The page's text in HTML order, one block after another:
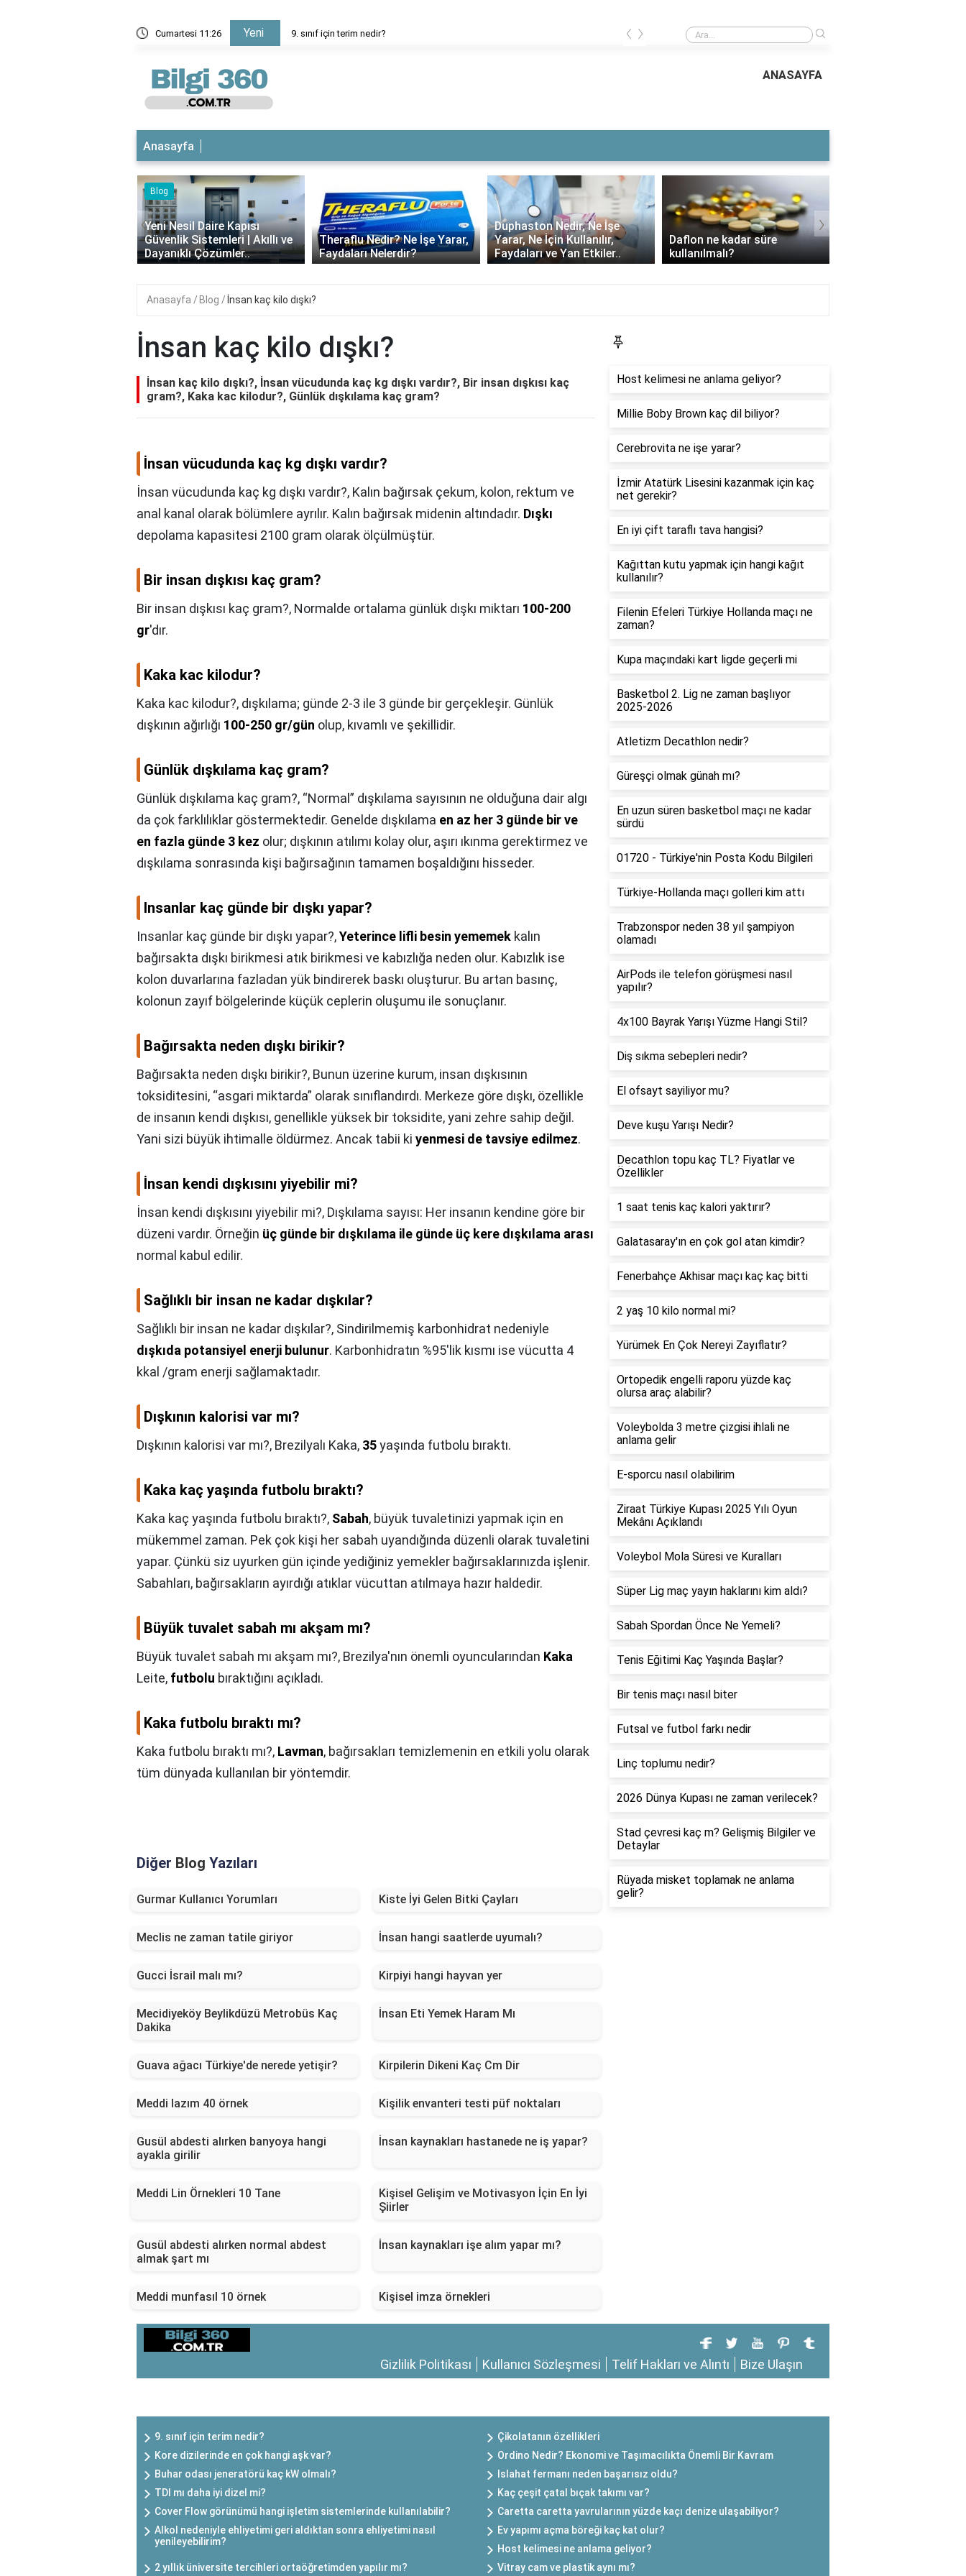
Cumartesi 11:26 Yeni 9. sınıf için terim nedir? Çikolatanın özellikleri
‹ ›
ANASAYFA
Anasayfa
Blog
Yeni Nesil Daire Kapısı
Güvenlik Sistemleri | Akıllı ve
Dayanıklı Çözümler..
Theraflu Nedir? Ne İşe Yarar,
Faydaları Nelerdir?
Duphaston Nedir, Ne İşe
Yarar, Ne İçin Kullanılır,
Faydaları ve Yan Etkiler..
Daflon ne kadar süre
kullanılmalı?
‹ ›
Anasayfa Blog İnsan kaç kilo dışkı?
İnsan kaç kilo dışkı?
İnsan kaç kilo dışkı?, İnsan vücudunda kaç kg dışkı vardır?, Bir insan dışkısı kaç
gram?, Kaka kac kilodur?, Günlük dışkılama kaç gram?
İnsan vücudunda kaç kg dışkı vardır?
İnsan vücudunda kaç kg dışkı vardır?, Kalın bağırsak çekum, kolon, rektum ve
anal kanal olarak bölümlere ayrılır. Kalın bağırsak midenin altındadır. Dışkı
depolama kapasitesi 2100 gram olarak ölçülmüştür.
Bir insan dışkısı kaç gram?
Bir insan dışkısı kaç gram?, Normalde ortalama günlük dışkı miktarı 100-200
gr'dır.
Kaka kac kilodur?
Kaka kac kilodur?, dışkılama; günde 2-3 ile 3 günde bir gerçekleşir. Günlük
dışkının ağırlığı 100-250 gr/gün olup, kıvamlı ve şekillidir.
Günlük dışkılama kaç gram?
Günlük dışkılama kaç gram?, “Normal” dışkılama sayısının ne olduğuna dair algı
da çok farklılıklar göstermektedir. Genelde dışkılama en az her 3 günde bir ve
en fazla günde 3 kez olur; dışkının atılımı kolay olur, aşırı ıkınma gerektirmez ve
dışkılama sonrasında kişi bağırsağının tamamen boşaldığını hisseder.
Insanlar kaç günde bir dışkı yapar?
Insanlar kaç günde bir dışkı yapar?,Yeterince lifli besin yememek kalın
bağırsakta dışkı birikmesi atık birikmesi ve kabızlığa neden olur. Kabızlık ise
kolon duvarlarına fazladan yük bindirerek baskı oluşturur. Bu artan basınç,
kolonun zayıf bölgelerinde küçük ceplerin oluşumu ile sonuçlanır.
Bağırsakta neden dışkı birikir?
Bağırsakta neden dışkı birikir?, Bunun üzerine kurum, insan dışkısının
toksiditesini, “asgari miktarda” olarak sınıflandırdı. Merkeze göre dışkı, özellikle
de insanın kendi dışkısı, genellikle yüksek bir toksidite, yani zehre sahip değil.
Yani sizi büyük ihtimalle öldürmez. Ancak tabii ki yenmesi de tavsiye edilmez.
İnsan kendi dışkısını yiyebilir mi?
İnsan kendi dışkısını yiyebilir mi?, Dışkılama sayısı: Her insanın kendine göre bir
düzeni vardır. Örneğin üç günde bir dışkılama ile günde üç kere dışkılama arası
normal kabul edilir.
Sağlıklı bir insan ne kadar dışkılar?
Sağlıklı bir insan ne kadar dışkılar?, Sindirilmemiş karbonhidrat nedeniyle
dışkıda potansiyel enerji bulunur. Karbonhidratın %95'lik kısmı ise vücutta 4
kkal /gram enerji sağlamaktadır.
Dışkının kalorisi var mı?
Dışkının kalorisi var mı?, Brezilyalı Kaka, 35yaşında futbolu bıraktı.
Kaka kaç yaşında futbolu bıraktı?
Kaka kaç yaşında futbolu bıraktı?, Sabah, büyük tuvaletinizi yapmak için en
mükemmel zaman. Pek çok kişi her sabah uyandığında düzenli olarak tuvaletini
yapar. Çünkü siz uyurken gün içinde yediğiniz yemekler bağırsaklarınızda işlenir.
Sabahları, bağırsakların ayırdığı atıklar vücuttan atılmaya hazır haldedir.
Büyük tuvalet sabah mı akşam mı?
Büyük tuvalet sabah mı akşam mı?, Brezilya'nın önemli oyuncularından Kaka
Leite, futbolu bıraktığını açıkladı.
Kaka futbolu bıraktı mı?
Kaka futbolu bıraktı mı?, Lavman, bağırsakları temizlemenin en etkili yolu olarak
tüm dünyada kullanılan bir yöntemdir.
Diğer Blog Yazıları
Gurmar Kullanıcı Yorumları Kiste İyi Gelen Bitki Çayları
Meclis ne zaman tatile giriyor İnsan hangi saatlerde uyumalı?
Gucci İsrail malı mı? Kirpiyi hangi hayvan yer
Mecidiyeköy Beylikdüzü Metrobüs Kaç
Dakika
İnsan Eti Yemek Haram Mı
Guava ağacı Türkiye'de nerede yetişir? Kirpilerin Dikeni Kaç Cm Dir
Meddi lazım 40 örnek Kişilik envanteri testi püf noktaları
Gusül abdesti alırken banyoya hangi
ayakla girilir
İnsan kaynakları hastanede ne iş yapar?
Meddi Lin Örnekleri 10 Tane
Kişisel Gelişim ve Motivasyon İçin En İyi
Şiirler
Gusül abdesti alırken normal abdest
almak şart mı
İnsan kaynakları işe alım yapar mı?
Meddi munfasıl 10 örnek Kişisel imza örnekleri
Host kelimesi ne anlama geliyor?
Millie Boby Brown kaç dil biliyor?
Cerebrovita ne işe yarar?
İzmir Atatürk Lisesini kazanmak için kaç
net gerekir?
En iyi çift taraflı tava hangisi?
Kağıttan kutu yapmak için hangi kağıt
kullanılır?
Filenin Efeleri Türkiye Hollanda maçı ne
zaman?
Kupa maçındaki kart ligde geçerli mi
Basketbol 2. Lig ne zaman başlıyor
2025-2026
Atletizm Decathlon nedir?
Güreşçi olmak günah mı?
En uzun süren basketbol maçı ne kadar
sürdü
01720 - Türkiye'nin Posta Kodu Bilgileri
Türkiye-Hollanda maçı golleri kim attı
Trabzonspor neden 38 yıl şampiyon
olamadı
AirPods ile telefon görüşmesi nasıl
yapılır?
4x100 Bayrak Yarışı Yüzme Hangi Stil?
Diş sıkma sebepleri nedir?
El ofsayt sayiliyor mu?
Deve kuşu Yarışı Nedir?
Decathlon topu kaç TL? Fiyatlar ve
Özellikler
1 saat tenis kaç kalori yaktırır?
Galatasaray'ın en çok gol atan kimdir?
Fenerbahçe Akhisar maçı kaç kaç bitti
2 yaş 10 kilo normal mi?
Yürümek En Çok Nereyi Zayıflatır?
Ortopedik engelli raporu yüzde kaç
olursa araç alabilir?
Voleybolda 3 metre çizgisi ihlali ne
anlama gelir
E-sporcu nasıl olabilirim
Ziraat Türkiye Kupası 2025 Yılı Oyun
Mekânı Açıklandı
Voleybol Mola Süresi ve Kuralları
Süper Lig maç yayın haklarını kim aldı?
Sabah Spordan Önce Ne Yemeli?
Tenis Eğitimi Kaç Yaşında Başlar?
Bir tenis maçı nasıl biter
Futsal ve futbol farkı nedir
Linç toplumu nedir?
2026 Dünya Kupası ne zaman verilecek?
Stad çevresi kaç m? Gelişmiş Bilgiler ve
Detaylar
Rüyada misket toplamak ne anlama
gelir?
Gizlilik Politikası Kullanıcı Sözleşmesi Telif Hakları ve Alıntı Bize Ulaşın
9. sınıf için terim nedir?
Çikolatanın özellikleri
Kore dizilerinde en çok hangi aşk var?
Ordino Nedir? Ekonomi ve Taşımacılıkta Önemli Bir Kavram
Buhar odası jeneratörü kaç kW olmalı?
Islahat fermanı neden başarısız oldu?
TDI mı daha iyi dizel mi?
Kaç çeşit çatal bıçak takımı var?
Cover Flow görünümü hangi işletim sistemlerinde kullanılabilir?
Caretta caretta yavrularının yüzde kaçı denize ulaşabiliyor?
Alkol nedeniyle ehliyetimi geri aldıktan sonra ehliyetimi nasıl
yenileyebilirim?
Ev yapımı açma böreği kaç kat olur?
Host kelimesi ne anlama geliyor?
2 yıllık üniversite tercihleri ortaöğretimden yapılır mı?
Vitray cam ve plastik aynı mı?